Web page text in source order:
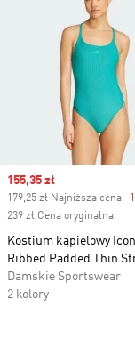
Sale price
155,35 zł
179,25 zł Najniższa cena -
239 zł Cena oryginalna
Kostium kąpielowy
Ribbed Padded Thin
Damskie Sportswear
2 kolory